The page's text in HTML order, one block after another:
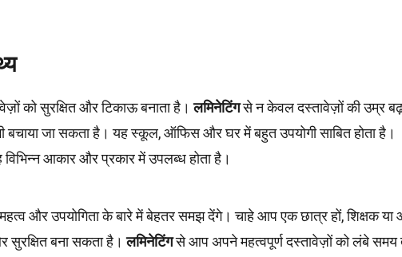
को सुरक्षित और टिकाऊ बनाता है।लमिनेटिंगसे न केवल दस्तावेज़ों की उम्र
जा सकता है। यह स्कूल, ऑफिस और घर में बहुत उपयोगी साबित होता है।
आकार और प्रकार में उपलब्ध होता है।
और उपयोगिता के बारे में बेहतर समझ देंगे। चाहे आप एक छात्र हों, शिक्षक
सुरक्षित बना सकता है।लमिनेटिंगसे आप अपने महत्वपूर्ण दस्तावेज़ों को लंबे